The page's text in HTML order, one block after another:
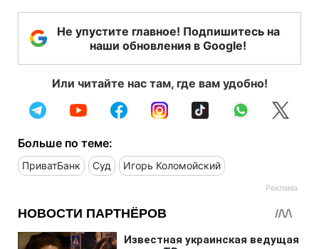
Не упустите главное! Подпишитесь на
наши обновления в Google!
Или читайте нас там, где вам удобно!
Больше по теме:
ПриватБанк Суд Игорь Коломойский